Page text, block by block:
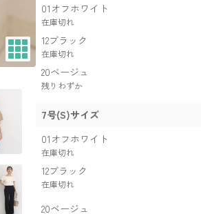
01オフホワイト
在庫切れ
12ブラック
在庫切れ
20ベージュ
残りわずか
7号(S)サイズ
01オフホワイト
在庫切れ
12ブラック
在庫切れ
20ベージュ